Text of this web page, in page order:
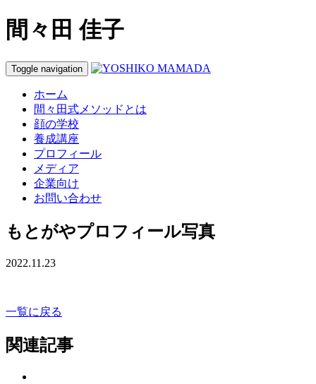
間々田 佳子
Toggle navigation
ホーム
間々田式メソッドとは
顔の学校
養成講座
プロフィール
メディア
企業向け
お問い合わせ
もとがやプロフィール写真
2022.11.23
一覧に戻る
関連記事